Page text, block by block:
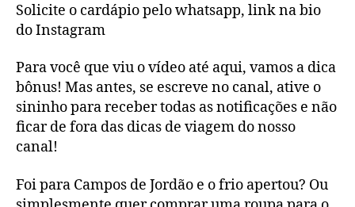
Solicite o cardápio pelo whatsapp, link na bio
do Instagram
Para você que viu o vídeo até aqui, vamos a dica
bônus! Mas antes, se escreve no canal, ative o
sininho para receber todas as notificações e não
ficar de fora das dicas de viagem do nosso
canal!
Foi para Campos de Jordão e o frio apertou? Ou